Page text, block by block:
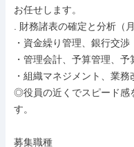
お任せします。
. 財務諸表の確定と分析（
・資金繰り管理、銀行交渉
・管理会計、予算管理、予
・組織マネジメント、業務
◎役員の近くでスピード感
す。
募集職種